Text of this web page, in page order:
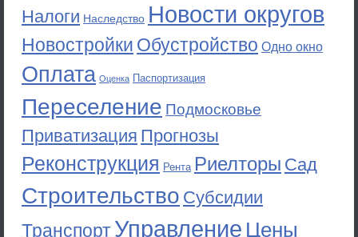
Налоги Наследство Новости округов
Новостройки Обустройство Одно окно
Оплата Оценка Паспортизация
Переселение Подмосковье
Приватизация Прогнозы
Реконструкция Рента Риелторы Сад
Строительство Субсидии
ТранспортУправление Цены